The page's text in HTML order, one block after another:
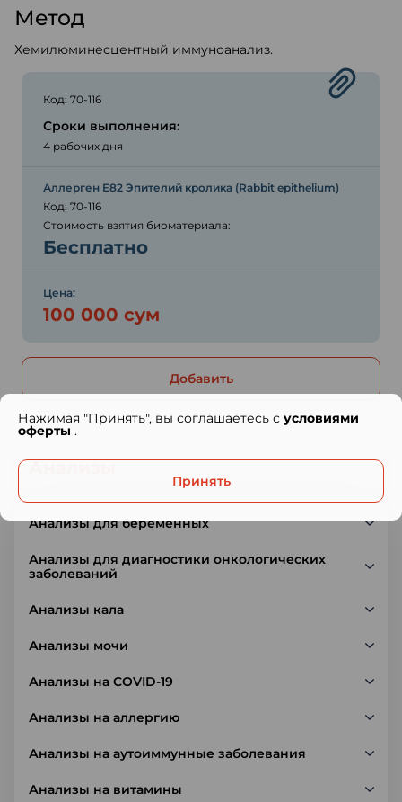
Анализы
Анализы для беременных
Анализы для диагностики онкологических
заболеваний
Анализы кала
Анализы мочи
Анализы на COVID-19
Анализы на аллергию
Анализы на аутоиммунные заболевания
Анализы на витамины
Метод
Хемилюминесцентный иммуноанализ.
Код: 70-116
Сроки выполнения:
4 рабочих дня
Аллерген E82 Эпителий кролика (Rabbit epithelium)
Код: 70-116
Стоимость взятия биоматериала:
Бесплатно
Цена:
100 000 сум
Добавить
Нажимая "Принять", вы соглашаетесь с условиями
оферты .
Принять